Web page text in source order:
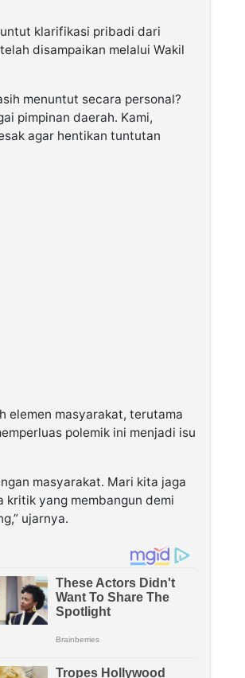
klarifikasi pribadi dari
disampaikan melalui Wakil
menuntut secara personal?
pimpinan daerah. Kami,
agar hentikan tuntutan
elemen masyarakat, terutama
polemik ini menjadi isu
masyarakat. Mari kita jaga
kritik yang membangun demi
ujarnya.